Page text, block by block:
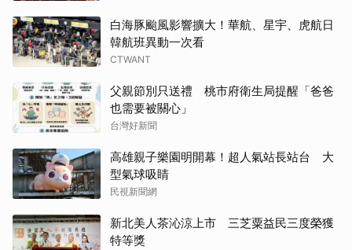
白海豚颱風影響擴大！華航、星宇、虎航日
韓航班異動一次看
CTWANT
父親節別只送禮 桃市府衛生局提醒「爸爸
也需要被關心」
台灣好新聞
高雄親子樂園明開幕！超人氣站長站台 大
型氣球吸睛
民視新聞網
新北美人茶沁涼上市 三芝粟益民三度榮獲
特等獎